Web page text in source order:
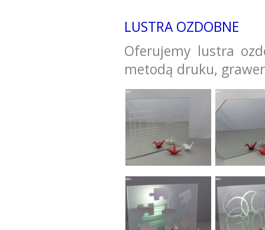
LUSTRA OZDOBNE
Oferujemy lustra
metodą druku,